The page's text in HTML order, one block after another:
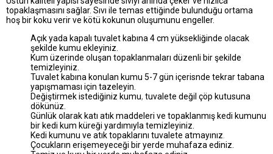
topaklaşmasını sağlar. Sıvı ile temas ettiğinde bulunduğu ortama
hoş bir koku verir ve kötü kokunun oluşumunu engeller.
Açık yada kapalı tuvalet kabına 4 cm yüksekliğinde olacak
şekilde kumu ekleyiniz.
Kum üzerinde oluşan topaklanmaları düzenli bir şekilde
temizleyiniz.
Tuvalet kabına konulan kumu 5-7 gün içerisnde tekrar tabana
yapışmaması için tazeleyin.
Değiştirmek istediğiniz kumu, tuvalete değil çöp kutusuna
dökünüz.
Günlük olarak katı atık maddeleri ve topaklanmış kedi kumunu
bir kedi kum küreği yardımıyla temizleyiniz.
Kedi kumunu ve atık topaklarını tuvalete atmayınız
Çocukların erişemeyeceği bir yerde muhafaza ediniz.